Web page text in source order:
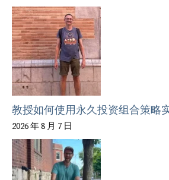
教授如何使用永久投资组合策略
2026 年 8 月 7 日